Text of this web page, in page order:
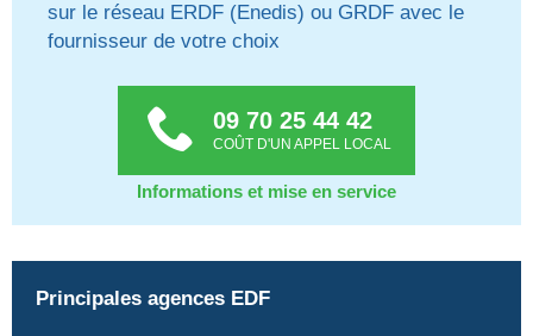
sur le réseau ERDF (Enedis) ou GRDF avec le
fournisseur de votre choix
09 70 25 44 42
COÛT D'UN APPEL LOCAL
Informations et mise en service
Principales agences EDF